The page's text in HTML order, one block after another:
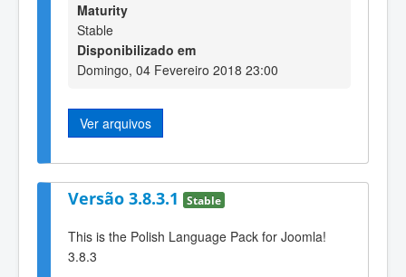
Maturity
Stable
Disponibilizado em
Domingo, 04 Fevereiro 2018 23:00
Ver arquivos
Versão 3.8.3.1 Stable
This is the Polish Language Pack for Joomla!
3.8.3